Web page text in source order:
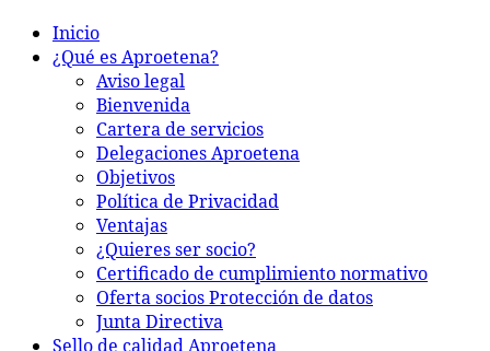
Inicio
¿Qué es Aproetena?
Aviso legal
Bienvenida
Cartera de servicios
Delegaciones Aproetena
Objetivos
Política de Privacidad
Ventajas
¿Quieres ser socio?
Certificado de cumplimiento normativo
Oferta socios Protección de datos
Junta Directiva
Sello de calidad Aproetena